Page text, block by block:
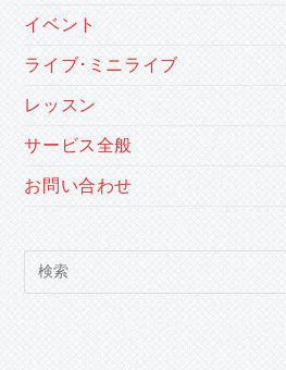
イベント
ライブ･ミニライブ
レッスン
サービス全般
お問い合わせ